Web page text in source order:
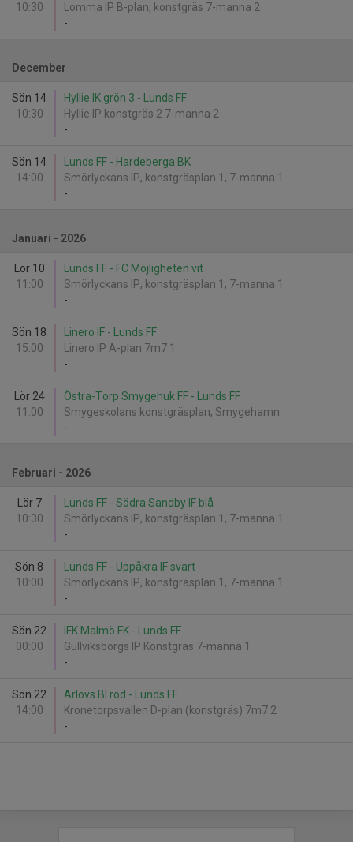
10:30
Lomma IP B-plan, konstgräs 7-manna 2
-
December
Sön 14
10:30
Hyllie IK grön 3 - Lunds FF
Hyllie IP konstgräs 2 7-manna 2
-
Sön 14
14:00
Lunds FF - Hardeberga BK
Smörlyckans IP, konstgräsplan 1, 7-manna 1
-
Januari - 2026
Lör 10
11:00
Lunds FF - FC Möjligheten vit
Smörlyckans IP, konstgräsplan 1, 7-manna 1
-
Sön 18
15:00
Linero IF - Lunds FF
Linero IP A-plan 7m7 1
-
Lör 24
11:00
Östra-Torp Smygehuk FF - Lunds FF
Smygeskolans konstgräsplan, Smygehamn
-
Februari - 2026
Lör 7
10:30
Lunds FF - Södra Sandby IF blå
Smörlyckans IP, konstgräsplan 1, 7-manna 1
-
Sön 8
10:00
Lunds FF - Uppåkra IF svart
Smörlyckans IP, konstgräsplan 1, 7-manna 1
-
Sön 22
00:00
IFK Malmö FK - Lunds FF
Gullviksborgs IP Konstgräs 7-manna 1
-
Sön 22
14:00
Arlövs BI röd - Lunds FF
Kronetorpsvallen D-plan (konstgräs) 7m7 2
-